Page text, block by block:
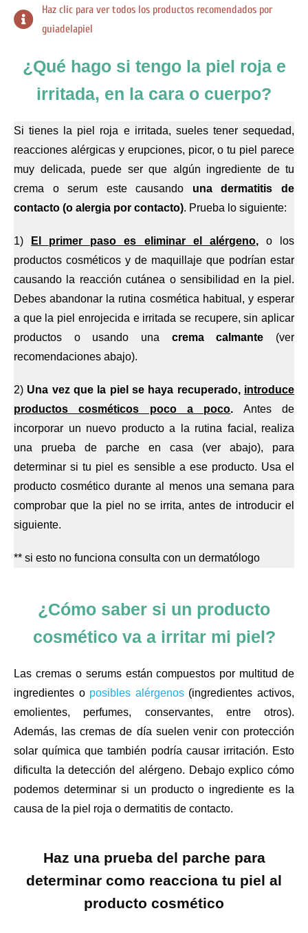
Haz clic para ver todos los productos recomendados por
guiadelapiel
¿Qué hago si tengo la piel roja e
irritada, en la cara o cuerpo?
Si tienes la piel roja e irritada, sueles tener sequedad,
reacciones alérgicas y erupciones, picor, o tu piel parece
muy delicada, puede ser que algún ingrediente de tu
crema o serum este causando una dermatitis de
contacto (o alergia por contacto). Prueba lo siguiente:
1) El primer paso es eliminar el alérgeno,o los
productos cosméticos y de maquillaje que podrían estar
causando la reacción cutánea o sensibilidad en la piel.
Debes abandonar la rutina cosmética habitual, y esperar
a que la piel enrojecida e irritada se recupere, sin aplicar
productos o usando una crema calmante (ver
recomendaciones abajo).
2) Una vez que la piel se haya recuperado, introduce
productos cosméticos poco a poco. Antes de
incorporar un nuevo producto a la rutina facial, realiza
una prueba de parche en casa (ver abajo), para
determinar si tu piel es sensible a ese producto. Usa el
producto cosmético durante al menos una semana para
comprobar que la piel no se irrita, antes de introducir el
siguiente.
** si esto no funciona consulta con un dermatólogo
¿Cómo saber si un producto
cosmético va a irritar mi piel?
Las cremas o serums están compuestos por multitud de
ingredientes o posibles alérgenos(ingredientes activos,
emolientes, perfumes, conservantes, entre otros).
Además, las cremas de día suelen venir con protección
solar química que también podría causar irritación. Esto
dificulta la detección del alérgeno. Debajo explico cómo
podemos determinar si un producto o ingrediente es la
causa de la piel roja o dermatitis de contacto.
Haz una prueba del parche para
determinar como reacciona tu piel al
producto cosmético